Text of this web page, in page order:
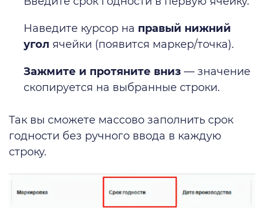
Наведите курсор на правый нижний
угол ячейки (появится маркер/точка).
Зажмите и протяните вниз — значение
скопируется на выбранные строки.
Так вы сможете массово заполнить срок
годности без ручного ввода в каждую
строку.